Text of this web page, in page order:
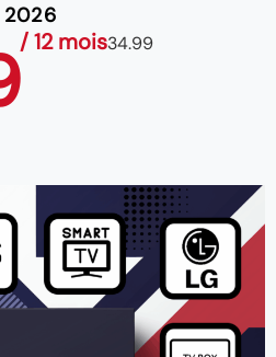
2026
/ 12 mois34.99